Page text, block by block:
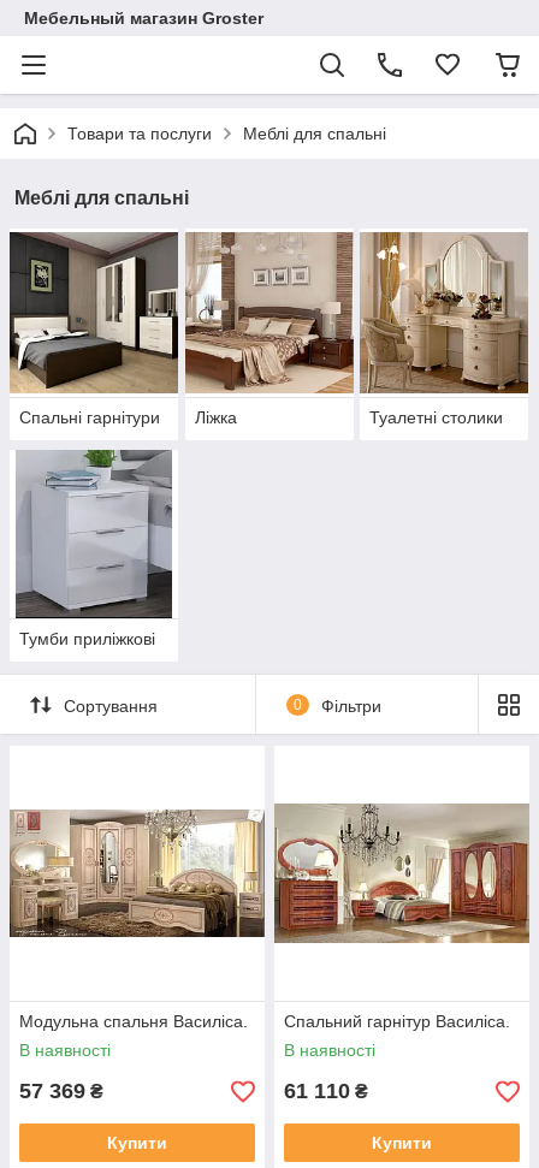
Мебельный магазин Groster
Товари та послуги Меблі для спальні
Меблі для спальні
Спальні гарнітури Ліжка Туалетні столики
Тумби приліжкові
Сортування 0 Фільтри
Модульна спальня Василіса.
В наявності
57 369 ₴
Купити
Спальний гарнітур Василіса.
В наявності
61 110 ₴
Купити